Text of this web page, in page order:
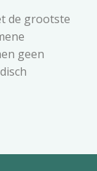
de grootste
geen